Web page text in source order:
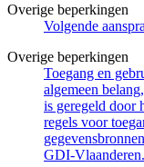
Overige beperkingen
Volgende
Overige beperkingen
Toegang en
algemeen
is geregeld door
regels voor
GDI-